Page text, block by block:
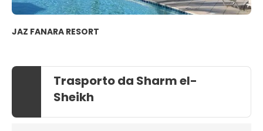
JAZ FANARA RESORT
Trasporto da Sharm el-
Sheikh